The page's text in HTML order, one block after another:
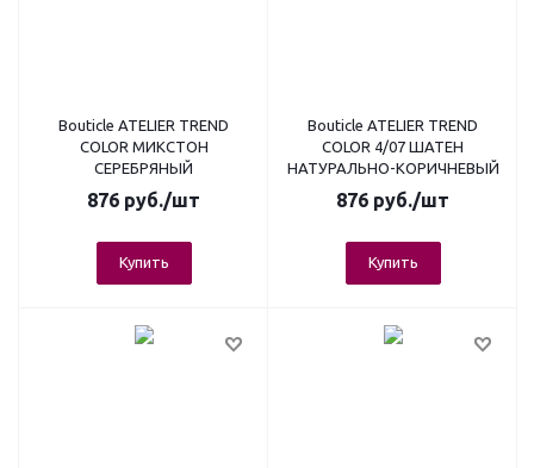
Bouticle ATELIER TREND
COLOR МИКСТОН
СЕРЕБРЯНЫЙ
876 руб./шт
Купить
Bouticle ATELIER TREND
COLOR 4/07 ШАТЕН
НАТУРАЛЬНО-КОРИЧНЕВЫЙ
876 руб./шт
Купить